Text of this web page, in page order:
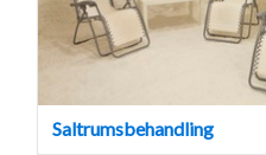
Saltrumsbehandling